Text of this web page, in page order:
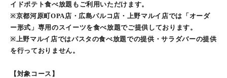
イドポテト⾷べ放題もご利⽤いただけます。
※京都河原町OPA店・広島パルコ店・上野マルイ店では「オーダ
ー形式」専用のスイーツを食べ放題でご提供しております。
※上野マルイ店ではパスタの食べ放題での提供・サラダバーの提供
を行っておりません。
【対象コース】